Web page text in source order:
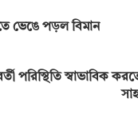
ভেঙে পড়ল বিমান
পরিস্থিতি স্বাভাবিক